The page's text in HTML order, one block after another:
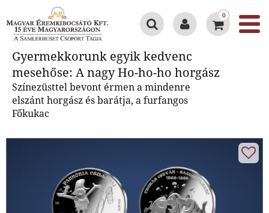
0
Gyermekkorunk egyik kedvenc
mesehőse: A nagy Ho-ho-ho horgász
Színezüsttel bevont érmen a mindenre
elszánt horgász és barátja, a furfangos
Főkukac
Gyermekkorunk egyik kedvenc
mesehőse: A nagy Ho-ho-ho
horgász